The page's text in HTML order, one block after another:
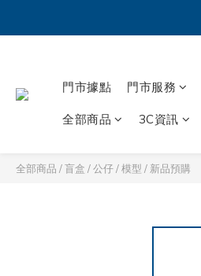
門市據點 門市服務
全部商品 3C資訊
全部商品 /盲盒 / 公仔 / 模型 / 新品預購